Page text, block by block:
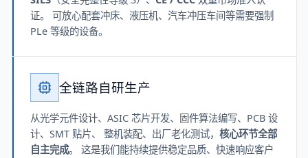
证。 可放心配套冲床、液压机、汽车冲压车间等需要强制
PLe 等级的设备。
全链路自研生产
从光学元件设计、ASIC 芯片开发、固件算法编写、PCB 设
计、SMT 贴片、 整机装配、出厂老化测试，核心环节全部
自主完成。 这是我们能持续提供稳定品质、快速响应客户